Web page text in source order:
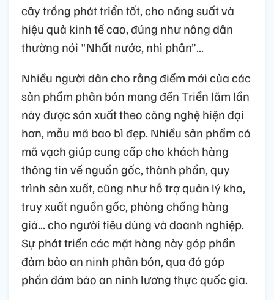
cây trồng phát triển tốt, cho năng suất và
hiệu quả kinh tế cao, đúng như nông dân
thường nói "Nhất nước, nhì phân”...
Nhiều người dân cho rằng điểm mới của các
sản phẩm phân bón mang đến Triển lãm lần
này được sản xuất theo công nghệ hiện đại
hơn, mẫu mã bao bì đẹp. Nhiều sản phẩm có
mã vạch giúp cung cấp cho khách hàng
thông tin về nguồn gốc, thành phần, quy
trình sản xuất, cũng như hỗ trợ quản lý kho,
truy xuất nguồn gốc, phòng chống hàng
giả... cho người tiêu dùng và doanh nghiệp.
Sự phát triển các mặt hàng này góp phần
đảm bảo an ninh phân bón, qua đó góp
phần đảm bảo an ninh lương thực quốc gia.